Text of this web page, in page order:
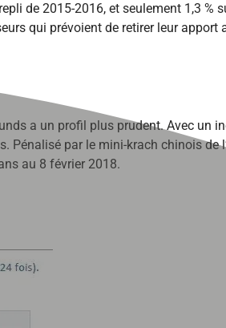
de 2015-2016, et seulement 1,3 %
qui prévoient de retirer leur apport
a un profil plus prudent. Avec un
par le mini-krach chinois de
au 8 février 2018.